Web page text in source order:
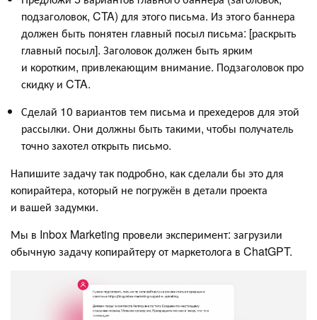
подзаголовок, CTA) для этого письма. Из этого баннера
должен быть понятен главный посыл письма: [раскрыть
главный посыл]. Заголовок должен быть ярким
и коротким, привлекающим внимание. Подзаголовок про
скидку и CTA.
Сделай 10 вариантов тем письма и прехедеров для этой
рассылки. Они должны быть такими, чтобы получатель
точно захотел открыть письмо.
Напишите задачу так подробно, как сделали бы это для
копирайтера, который не погружён в детали проекта
и вашей задумки.
Мы в Inbox Marketing провели эксперимент: загрузили
обычную задачу копирайтеру от маркетолога в ChatGPT.